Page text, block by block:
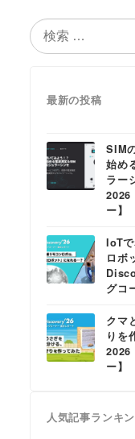
検
索
最新の投稿
SIM
始め
ラー
2026
ー】
IoT
ロボ
グコ
クマ
りを
2026
ー】
人気記事ランキ